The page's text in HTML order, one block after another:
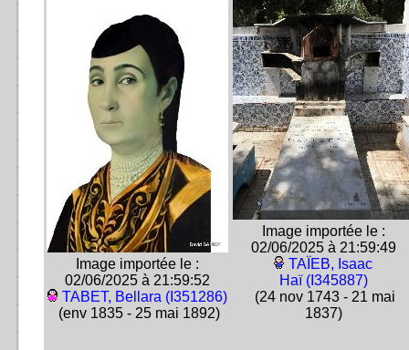
Image importée le :
02/06/2025 à 21:59:52
TABET, Bellara (I351286)
(env 1835 - 25 mai 1892)
Image importée le :
02/06/2025 à 21:59:49
TAÏEB, Isaac
Haï (I345887)
(24 nov 1743 - 21 mai
1837)